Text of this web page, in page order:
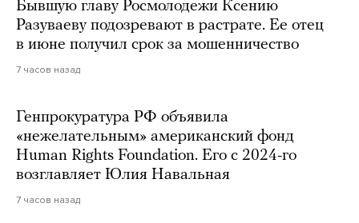
Бывшую главу Росмолодежи Ксению
Разуваеву подозревают в растрате. Ее отец
в июне получил срок за мошенничество
7 часов назад
Генпрокуратура РФ объявила
«нежелательным» американский фонд
Human Rights Foundation. Его с 2024-го
возглавляет Юлия Навальная
7 часов назад